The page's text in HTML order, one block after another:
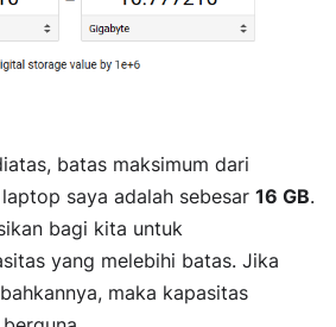
batas maksimum dari
saya adalah sebesar 16 GB.
bagi kita untuk
yang melebihi batas. Jika
maka kapasitas